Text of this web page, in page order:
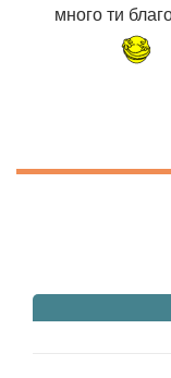
много ти